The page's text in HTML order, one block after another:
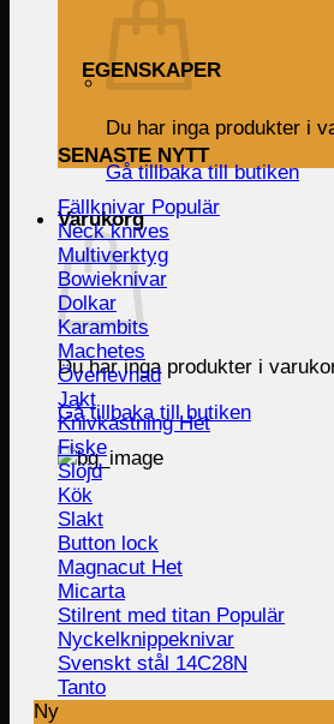
Du har inga produkter i
Gå tillbaka till butiken
Varukorg
Du har inga produkter i
Gå tillbaka till butiken
EGENSKAPER
SENASTE NYTT
Fällknivar
Neck knives
Multiverktyg
Bowieknivar
Dolkar
Karambits
Machetes
Överlevnad
Jakt
Knivkastning
Fiske
Slöjd
Kök
Slakt
Button lock
Magnacut
Micarta
Stilrent med titan
Nyckelknippeknivar
Svenskt stål 14C28N
Tanto
Ny